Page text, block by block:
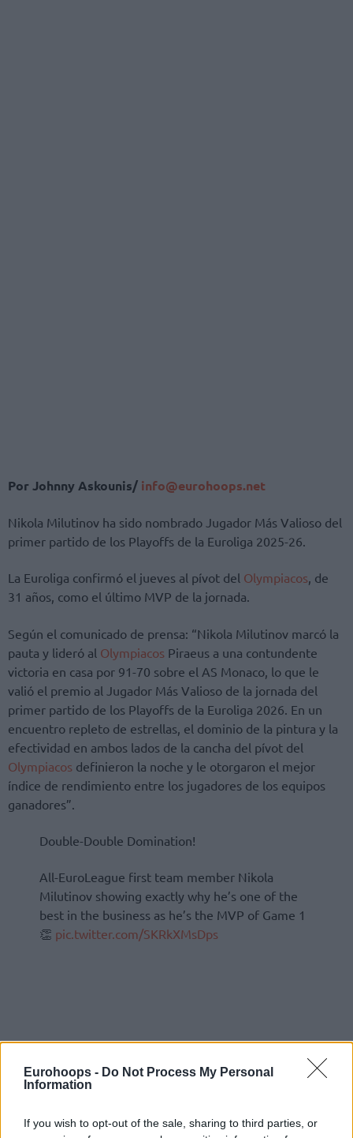
Eurohoops - Do Not Process My Personal
Information
If you wish to opt-out of the sale, sharing to third parties, or
Por Johnny Askounis/ info@eurohoops.net
Nikola Milutinov ha sido nombrado Jugador Más Valioso del
primer partido de los Playoffs de la Euroliga 2025-26.
La Euroliga confirmó el jueves al pívot del Olympiacos, de
31 años, como el último MVP de la jornada.
Según el comunicado de prensa: “Nikola Milutinov marcó la
pauta y lideró al Olympiacos Piraeus a una contundente
victoria en casa por 91-70 sobre el AS Monaco, lo que le
valió el premio al Jugador Más Valioso de la jornada del
primer partido de los Playoffs de la Euroliga 2026. En un
encuentro repleto de estrellas, el dominio de la pintura y la
efectividad en ambos lados de la cancha del pívot del
Olympiacos definieron la noche y le otorgaron el mejor
índice de rendimiento entre los jugadores de los equipos
ganadores”.
Double-Double Domination!
All-EuroLeague first team member Nikola
Milutinov showing exactly why he’s one of the
best in the business as he’s the MVP of Game 1
👏 pic.twitter.com/SKRkXMsDps